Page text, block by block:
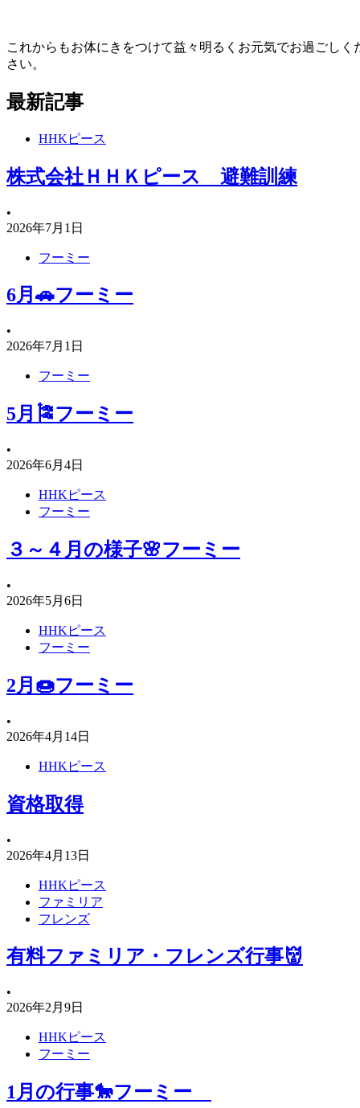
これからもお体にきをつけて益々明るくお元気でお過ごしく
さい。
最新記事
HHKピース
株式会社ＨＨＫピース 避難訓練
•
2026年7月1日
フーミー
6月🚗フーミー
•
2026年7月1日
フーミー
5月🎏フーミー
•
2026年6月4日
HHKピース
フーミー
３～４月の様子🌸フーミー
•
2026年5月6日
HHKピース
フーミー
2月🍩フーミー
•
2026年4月14日
HHKピース
資格取得
•
2026年4月13日
HHKピース
ファミリア
フレンズ
有料ファミリア・フレンズ行事👹
•
2026年2月9日
HHKピース
フーミー
1月の行事🐎フーミー